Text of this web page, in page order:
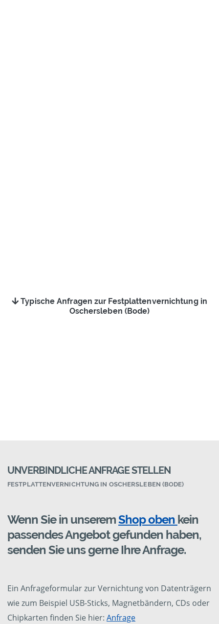
Typische Anfragen zur Festplattenvernichtung in
Oschersleben (Bode)
UNVERBINDLICHE ANFRAGE STELLEN
FESTPLATTENVERNICHTUNG IN OSCHERSLEBEN (BODE)
Wenn Sie in unseremShop oben kein
passendes Angebot gefunden haben,
senden Sie uns gerne Ihre Anfrage.
Ein Anfrageformular zur Vernichtung von Datenträgern
wie zum Beispiel USB-Sticks, Magnetbändern, CDs oder
Chipkarten finden Sie hier: Anfrage